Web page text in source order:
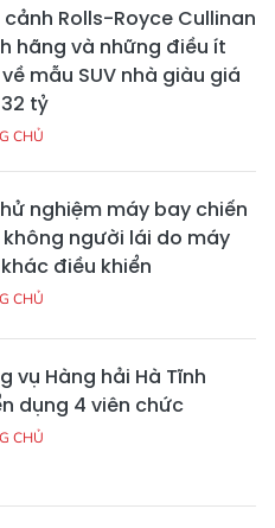
cảnh Rolls-Royce Cullinan
hãng và những điều ít
mẫu SUV nhà giàu giá
tỷ
CHỦ
nghiệm máy bay chiến
người lái do máy
điều khiển
CHỦ
vụ Hàng hải Hà Tĩnh
dụng 4 viên chức
CHỦ